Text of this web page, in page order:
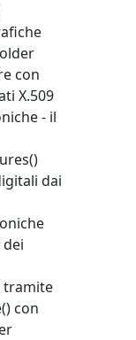
con
X.509
- il
dai
tramite
con